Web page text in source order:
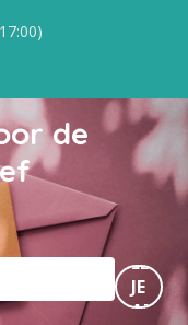
de
MELD
JE
AAN